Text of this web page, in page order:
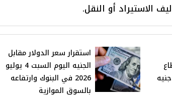
الاستيراد أو النقل.
استقرار سعر الدولار مقابل
الجنيه اليوم السبت 4 يوليو
2026 في البنوك وارتفاعه
بالسوق الموازية